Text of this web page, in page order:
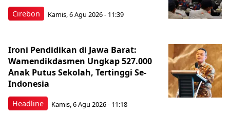
Cirebon Kamis, 6 Agu 2026 - 11:39
Headline
Ironi Pendidikan di Jawa Barat:
Wamendikdasmen Ungkap 527.000
Anak Putus Sekolah, Tertinggi Se-
Indonesia
Kamis, 6 Agu 2026 - 11:18